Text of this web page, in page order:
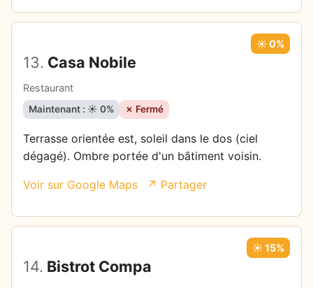
13. Casa Nobile
Restaurant
☀️ 0%
Maintenant : ☀️ 0% ✗ Fermé
Terrasse orientée est, soleil dans le dos (ciel
dégagé). Ombre portée d'un bâtiment voisin.
Voir sur Google Maps ↗ Partager
14. Bistrot Compa
☀️ 15%